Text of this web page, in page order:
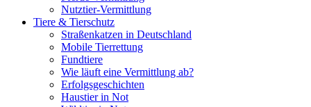
Nutztier-Vermittlung
Tiere & Tierschutz
Straßenkatzen in Deutschland
Mobile Tierrettung
Fundtiere
Wie läuft eine Vermittlung ab?
Erfolgsgeschichten
Haustier in Not